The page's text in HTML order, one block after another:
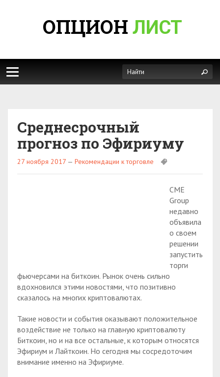
ОПЦИОН ЛИСТ
Среднесрочный
прогноз по Эфириуму
27 ноября 2017 — Рекомендации к торговле
CME
Group
недавно
объявила
о своем
решении
запустить
торги
фьючерсами на биткоин. Рынок очень сильно
вдохновился этими новостями, что позитивно
сказалось на многих криптовалютах.
Такие новости и события оказывают положительное
воздействие не только на главную криптовалюту
Биткоин, но и на все остальные, к которым относятся
Эфириум и Лайткоин. Но сегодня мы сосредоточим
внимание именно на Эфириуме.